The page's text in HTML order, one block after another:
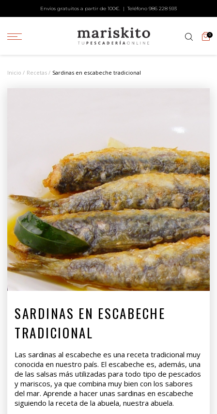
Envíos gratuitos a partir de 100€. | Teléfono 986 228 593
0
Inicio Recetas Sardinas en escabeche tradicional
SARDINAS EN ESCABECHE
TRADICIONAL
Las sardinas al escabeche es una receta tradicional muy
conocida en nuestro país. El escabeche es, además, una
de las salsas más utilizadas para todo tipo de pescados
y mariscos, ya que combina muy bien con los sabores
del mar. Aprende a hacer unas sardinas en escabeche
siguiendo la receta de la abuela, nuestra abuela.